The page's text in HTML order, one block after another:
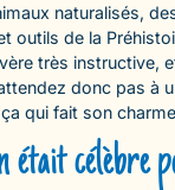
naturalisés,
outils de la
très instructive,
donc pas à
qui fait son
était célèbre